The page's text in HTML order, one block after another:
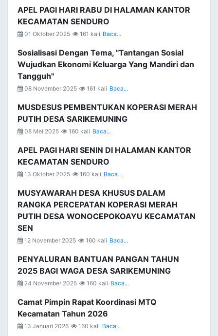
APEL PAGI HARI RABU DI HALAMAN KANTOR
KECAMATAN SENDURO
01 Oktober 2025 161 kali Baca...
Sosialisasi Dengan Tema, "Tantangan Sosial
Wujudkan Ekonomi Keluarga Yang Mandiri dan
Tangguh"
08 November 2025 161 kali Baca...
MUSDESUS PEMBENTUKAN KOPERASI MERAH
PUTIH DESA SARIKEMUNING
08 Mei 2025 160 kali Baca...
APEL PAGI HARI SENIN DI HALAMAN KANTOR
KECAMATAN SENDURO
13 Oktober 2025 160 kali Baca...
MUSYAWARAH DESA KHUSUS DALAM
RANGKA PERCEPATAN KOPERASI MERAH
PUTIH DESA WONOCEPOKOAYU KECAMATAN
SEN
12 November 2025 160 kali Baca...
PENYALURAN BANTUAN PANGAN TAHUN
2025 BAGI WAGA DESA SARIKEMUNING
24 November 2025 160 kali Baca...
Camat Pimpin Rapat Koordinasi MTQ
Kecamatan Tahun 2026
13 Januari 2026 160 kali Baca...